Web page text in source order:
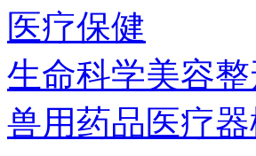
医疗保健
生命科学美容
兽用药品医疗